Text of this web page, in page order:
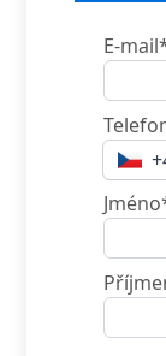
E-